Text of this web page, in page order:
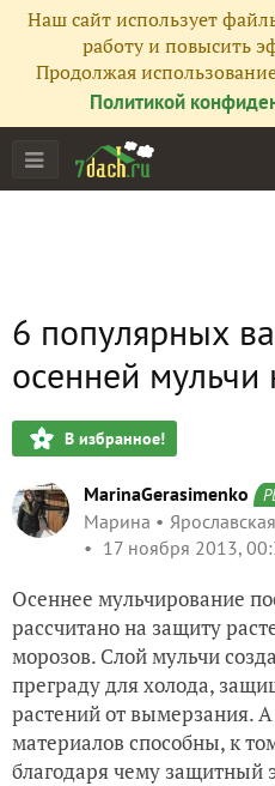
Наш сайт использует
работу и повысить
Продолжая
Политикой
6 популярных
осенней
В избранное!
MarinaGerasimenko
Марина
17 ноября 2013,
Осеннее мульчирование
рассчитано на защиту
морозов. Слой мульчи
преграду для холода,
растений от вымерзания.
материалов способны, к
благодаря чему защитный